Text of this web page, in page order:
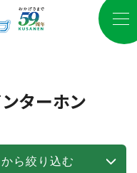
ターホン
ら絞り込む